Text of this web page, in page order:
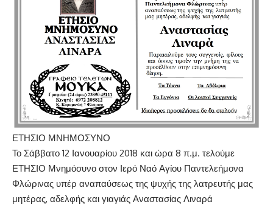
ΕΤΗΣΙΟ ΜΝΗΜΟΣΥΝΟ
Το Σάββατο 12 Ιανουαρίου 2018 και ώρα 8 π.μ. τελούμε
ΕΤΗΣΙΟ Μνημόσυνο στον Ιερό Ναό Αγίου Παντελεήμονα
Φλώρινας υπέρ αναπαύσεως της ψυχής της λατρευτής μας
μητέρας, αδελφής και γιαγιάς Αναστασίας Λιναρά